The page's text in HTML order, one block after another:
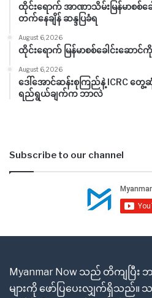
ထိုင်းရောက် အာဏာသိမ်းမြန်မာစစ်ခေ
တက်နေချိန် ဆန္ဒပြခံရ
August 6, 2026
ထိုင်းရောက် မြန်မာစစ်ခေါင်းဆော
August 6, 2026
ဒေါ်အောင်ဆန်းစုကြည်နဲ့ ICRC တွ
ရည်ရွယ်ချက်က ဘာလဲ
Subscribe to our channel
Myanmar Now သည် တိကျပ
များကို ဖော်ပြပေးလျှက်ရှိသည်။